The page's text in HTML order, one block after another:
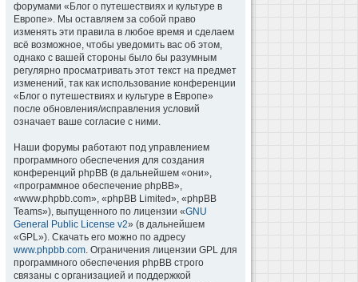
форумами «Блог о путешествиях и культуре в
Европе». Мы оставляем за собой право
изменять эти правила в любое время и сделаем
всё возможное, чтобы уведомить вас об этом,
однако с вашей стороны было бы разумным
регулярно просматривать этот текст на предмет
изменений, так как использование конференции
«Блог о путешествиях и культуре в Европе»
после обновления/исправления условий
означает ваше согласие с ними.
Наши форумы работают под управлением
программного обеспечения для создания
конференций phpBB (в дальнейшем «они»,
«программное обеспечение phpBB»,
«www.phpbb.com», «phpBB Limited», «phpBB
Teams»), выпущенного по лицензии «GNU
General Public License v2» (в дальнейшем
«GPL»). Скачать его можно по адресу
www.phpbb.com. Ограничения лицензии GPL для
программного обеспечения phpBB строго
связаны с организацией и поддержкой